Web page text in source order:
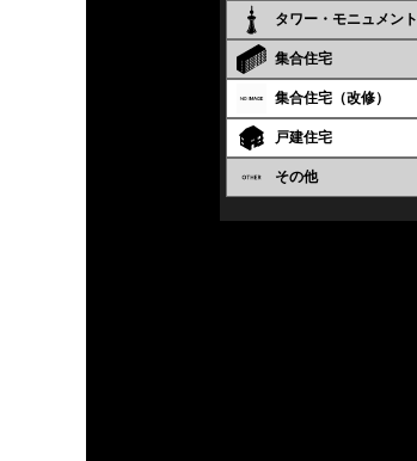
タワー・モニュメント
集合住宅
集合住宅（改修）
戸建住宅
その他